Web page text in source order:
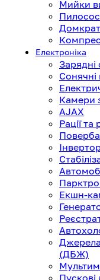
Мийки
Електроніка
Зарядні
Сонячні
Камери
AJAX
Рації та
Екшн-
(ДБЖ)
Пускові